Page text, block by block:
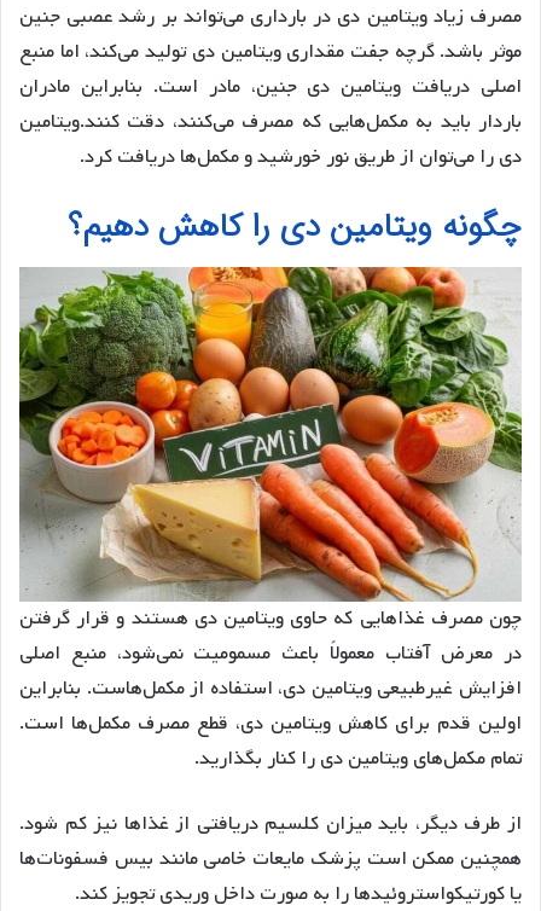
مصرف زیاد ویتامین دی در بارداری می‌تواند بر رشد عصبی جنین
موثر باشد. گرچه جفت مقداری ویتامین دی تولید می‌کند، اما منبع
اصلی دریافت ویتامین دی جنین، مادر است. بنابراین مادران
باردار باید به مکمل‌هایی که مصرف می‌کنند، دقت کنند.ویتامین
دی را می‌توان از طریق نور خورشید و مکمل‌ها دریافت کرد.
چگونه ویتامین دی را کاهش دهیم؟
چون مصرف غذاهایی که حاوی ویتامین دی هستند و قرار گرفتن
در معرض آفتاب معمولاً باعث مسمومیت نمی‌شود، منبع اصلی
افزایش غیرطبیعی ویتامین دی، استفاده از مکمل‌هاست. بنابراین
اولین قدم برای کاهش ویتامین دی، قطع مصرف مکمل‌ها است.
تمام مکمل‌های ویتامین دی را کنار بگذارید.
از طرف دیگر، باید میزان کلسیم دریافتی از غذاها نیز کم شود.
همچنین ممکن است پزشک مایعات خاصی مانند بیس فسفونات‌ها
یا کورتیکواستروئیدها را به صورت داخل وریدی تجویز کند.